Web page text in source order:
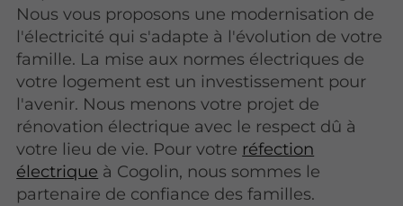
Nous vous proposons une modernisation de
l'électricité qui s'adapte à l'évolution de votre
famille. La mise aux normes électriques de
votre logement est un investissement pour
l'avenir. Nous menons votre projet de
rénovation électrique avec le respect dû à
votre lieu de vie. Pour votre réfection
électrique à Cogolin, nous sommes le
partenaire de confiance des familles.